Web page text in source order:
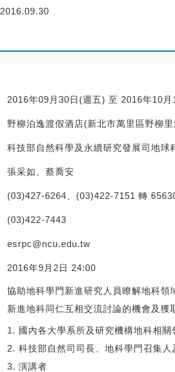
2016.09.30
2016年09月30日(週五) 至 2016年10月
野柳泊逸渡假酒店(新北市萬里區野柳
科技部自然科學及永續研究發展司地球
張采如、蔡喬安
(03)427-6264、(03)422-7151 轉
(03)422-7443
esrpc@ncu.edu.tw
2016年9月2日 24:00
協助地科學門新進研究人員瞭解地科
新進地科同仁互相交流討論的機會及
1. 國內各大學系所及研究機構地科相
2. 科技部自然司司長、地科學門召集人
3. 演講者